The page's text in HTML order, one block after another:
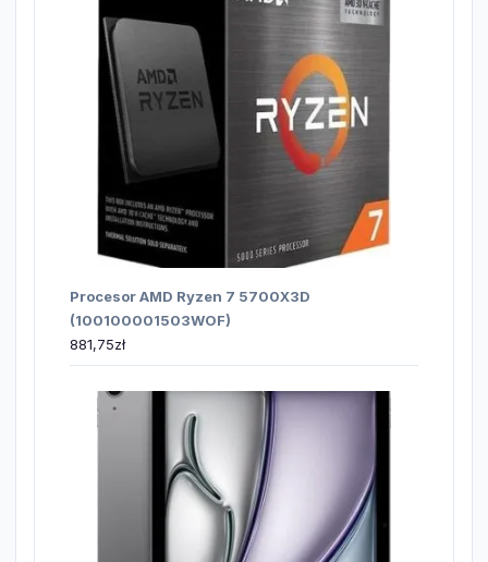
Procesor AMD Ryzen 7 5700X3D
(100100001503WOF)
881,75zł